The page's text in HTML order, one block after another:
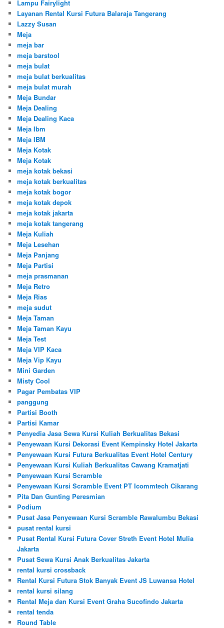
Lampu Fairylight
Layanan Rental Kursi Futura Balaraja Tangerang
Lazzy Susan
Meja
meja bar
meja barstool
meja bulat
meja bulat berkualitas
meja bulat murah
Meja Bundar
Meja Dealing
Meja Dealing Kaca
Meja Ibm
Meja IBM
Meja Kotak
Meja Kotak
meja kotak bekasi
meja kotak berkualitas
meja kotak bogor
meja kotak depok
meja kotak jakarta
meja kotak tangerang
Meja Kuliah
Meja Lesehan
Meja Panjang
Meja Partisi
meja prasmanan
Meja Retro
Meja Rias
meja sudut
Meja Taman
Meja Taman Kayu
Meja Test
Meja VIP Kaca
Meja Vip Kayu
Mini Garden
Misty Cool
Pagar Pembatas VIP
panggung
Partisi Booth
Partisi Kamar
Penyedia Jasa Sewa Kursi Kuliah Berkualitas Bekasi
Penyewaan Kursi Dekorasi Event Kempinsky Hotel Jakarta
Penyewaan Kursi Futura Berkualitas Event Hotel Century
Penyewaan Kursi Kuliah Berkualitas Cawang Kramatjati
Penyewaan Kursi Scramble
Penyewaan Kursi Scramble Event PT Icommtech Cikarang
Pita Dan Gunting Peresmian
Podium
Pusat Jasa Penyewaan Kursi Scramble Rawalumbu Bekasi
pusat rental kursi
Pusat Rental Kursi Futura Cover Streth Event Hotel Mulia
Jakarta
Pusat Sewa Kursi Anak Berkualitas Jakarta
rental kursi crossback
Rental Kursi Futura Stok Banyak Event JS Luwansa Hotel
rental kursi silang
Rental Meja dan Kursi Event Graha Sucofindo Jakarta
rental tenda
Round Table